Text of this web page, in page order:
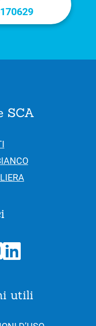
SCA
utili